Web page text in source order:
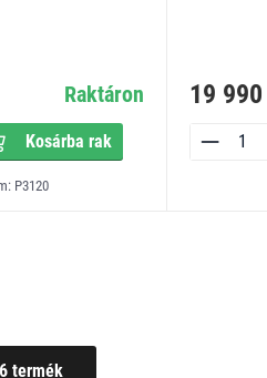
Raktáron
Kosárba rak
P3120
19 990